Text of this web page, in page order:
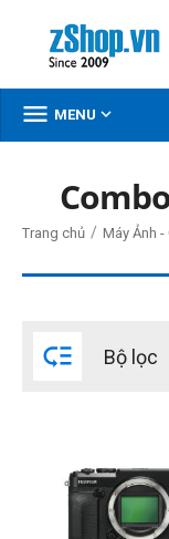
 MENU 
Trang chủ / Máy Ảnh -
 Bộ lọc